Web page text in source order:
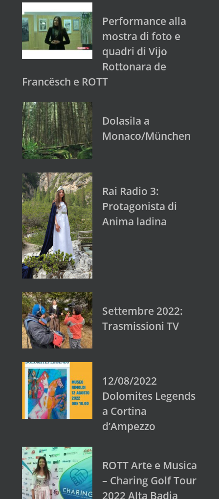
Performance alla
mostra di foto e
quadri di Vijo
Rottonara de
Francësch e ROTT
Dolasila a
Monaco/München
Rai Radio 3:
Protagonista di
Anima ladina
Settembre 2022:
Trasmissioni TV
12/08/2022
Dolomites Legends
a Cortina
d’Ampezzo
ROTT Arte e Musica
– Charing Golf Tour
2022 Alta Badia